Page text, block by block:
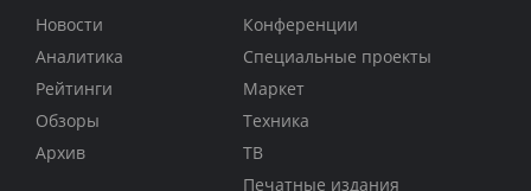
Новости
Аналитика
Рейтинги
Обзоры
Архив
Конференции
Специальные проекты
Маркет
Техника
ТВ
Печатные издания